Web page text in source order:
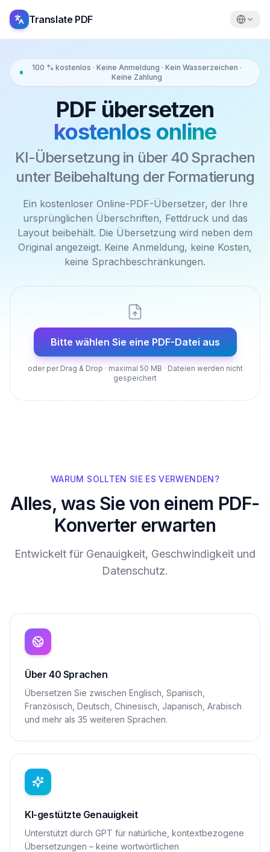
Translate PDF
100 % kostenlos · Keine Anmeldung · Kein Wasserzeichen ·
Keine Zahlung
PDF übersetzen
kostenlos online
KI-Übersetzung in über 40 Sprachen
unter Beibehaltung der Formatierung
Ein kostenloser Online-PDF-Übersetzer, der Ihre
ursprünglichen Überschriften, Fettdruck und das
Layout beibehält. Die Übersetzung wird neben dem
Original angezeigt. Keine Anmeldung, keine Kosten,
keine Sprachbeschränkungen.
Bitte wählen Sie eine PDF-Datei aus
oder per Drag & Drop · maximal 50 MB · Dateien werden nicht
gespeichert
WARUM SOLLTEN SIE ES VERWENDEN?
Alles, was Sie von einem PDF-
Konverter erwarten
Entwickelt für Genauigkeit, Geschwindigkeit und
Datenschutz.
Über 40 Sprachen
Übersetzen Sie zwischen Englisch, Spanisch,
Französisch, Deutsch, Chinesisch, Japanisch, Arabisch
und mehr als 35 weiteren Sprachen.
KI-gestützte Genauigkeit
Unterstützt durch GPT für natürliche, kontextbezogene
Übersetzungen – keine wortwörtlichen